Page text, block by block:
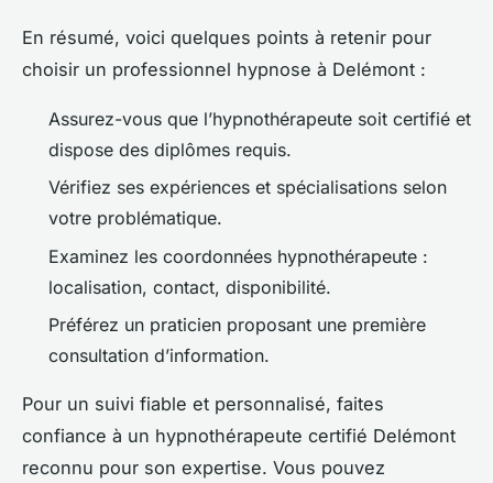
En résumé, voici quelques points à retenir pour
choisir un professionnel hypnose à Delémont :
Assurez-vous que l’hypnothérapeute soit certifié et
dispose des diplômes requis.
Vérifiez ses expériences et spécialisations selon
votre problématique.
Examinez les coordonnées hypnothérapeute :
localisation, contact, disponibilité.
Préférez un praticien proposant une première
consultation d’information.
Pour un suivi fiable et personnalisé, faites
confiance à un hypnothérapeute certifié Delémont
reconnu pour son expertise. Vous pouvez